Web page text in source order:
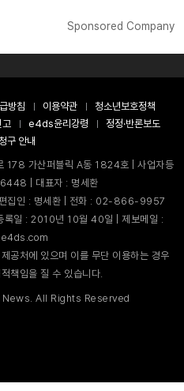
Sponsored Company
방침 이용약관
청소년보호정책
e4ds윤리강령
정정·반론보도
구 안내
178 가산퍼블릭 A동 1824호 | 사업자등
| 대표자 : 명세환
편집인 : 명세환 | 전화 : 02-866-9957
록일 : 2010년 10월 40일 | 제보메일 :
공처에 있으며 이를 무단 이용하는 경우
책임을 질 수 있습니다.
All Rights Reserved